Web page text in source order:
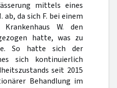
mittels eines
ab, da sich F. bei einem
W. den
hatte, was zu
So hatte sich der
sich kontinuierlich
seit 2015
Behandlung im